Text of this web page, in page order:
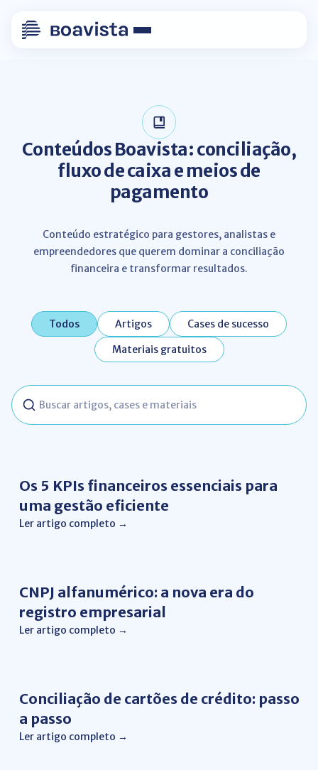
Conteúdos Boavista: conciliação,
fluxo de caixa e meios de
pagamento
Conteúdo estratégico para gestores, analistas e
empreendedores que querem dominar a conciliação
financeira e transformar resultados.
Todos Artigos
Cases de sucesso
Materiais gratuitos
Buscar
Os 5 KPIs financeiros essenciais para
uma gestão eficiente
Ler artigo completo →
CNPJ alfanumérico: a nova era do
registro empresarial
Ler artigo completo →
Conciliação de cartões de crédito: passo
a passo
Ler artigo completo →